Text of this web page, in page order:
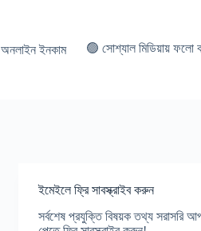
অনলাইন ইনকাম 🟢 সোশ্যাল মিডিয়ায়
ইমেইলে ফ্রি সাবস্ক্রাইব করুন
সর্বশেষ প্রযুক্তি বিষয়ক তথ্য সরাসরি